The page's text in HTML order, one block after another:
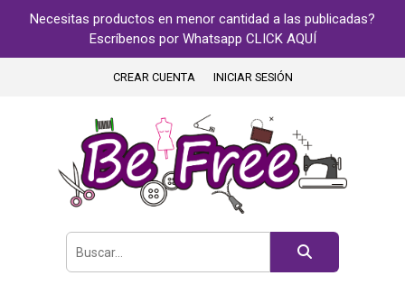
Necesitas productos en menor cantidad a las publicadas?
Escríbenos por Whatsapp CLICK AQUÍ
CREAR CUENTA INICIAR SESIÓN